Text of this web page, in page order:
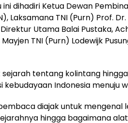
ini dihadiri Ketua Dewan
Laksamana TNI (Purn) Prof.
Utama Balai Pustaka,
TNI (Purn) Lodewijk
sejarah tentang kolintang
kebudayaan Indonesia menuju
diajak untuk
hingga bagaimana